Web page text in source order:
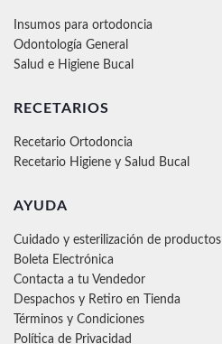
Insumos para ortodoncia
Odontología General
Salud e Higiene Bucal
RECETARIOS
Recetario Ortodoncia
Recetario Higiene y Salud Bucal
AYUDA
Cuidado y esterilización de productos
Boleta Electrónica
Contacta a tu Vendedor
Despachos y Retiro en Tienda
Términos y Condiciones
Política de Privacidad